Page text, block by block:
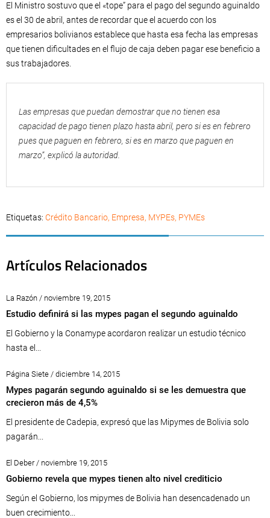
El Ministro sostuvo que el «tope” para el pago del segundo aguinaldo
es el 30 de abril, antes de recordar que el acuerdo con los
empresarios bolivianos establece que hasta esa fecha las empresas
que tienen dificultades en el flujo de caja deben pagar ese beneficio a
sus trabajadores.
Las empresas que puedan demostrar que no tienen esa
capacidad de pago tienen plazo hasta abril, pero si es en febrero
pues que paguen en febrero, si es en marzo que paguen en
marzo”, explicó la autoridad.
Etiquetas: Crédito Bancario, Empresa, MYPEs, PYMEs
Artículos Relacionados
La Razón / noviembre 19, 2015
Estudio definirá si las mypes pagan el segundo aguinaldo
El Gobierno y la Conamype acordaron realizar un estudio técnico
hasta el...
Página Siete / diciembre 14, 2015
Mypes pagarán segundo aguinaldo si se les demuestra que
crecieron más de 4,5%
El presidente de Cadepia, expresó que las Mipymes de Bolivia solo
pagarán...
El Deber / noviembre 19, 2015
Gobierno revela que mypes tienen alto nivel crediticio
Según el Gobierno, los mipymes de Bolivia han desencadenado un
buen crecimiento...